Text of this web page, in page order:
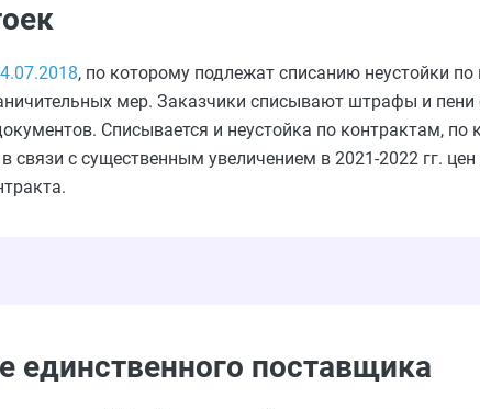
, по которому подлежат списанию неустойки
мер. Заказчики списывают штрафы и
Списывается и неустойка по контрактам, по
с существенным увеличением в 2021-2022 гг.
единственного поставщика